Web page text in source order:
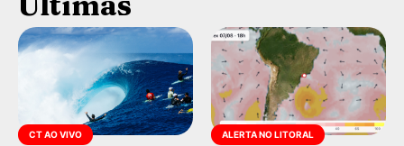
CT AO VIVO ALERTA NO LITORAL